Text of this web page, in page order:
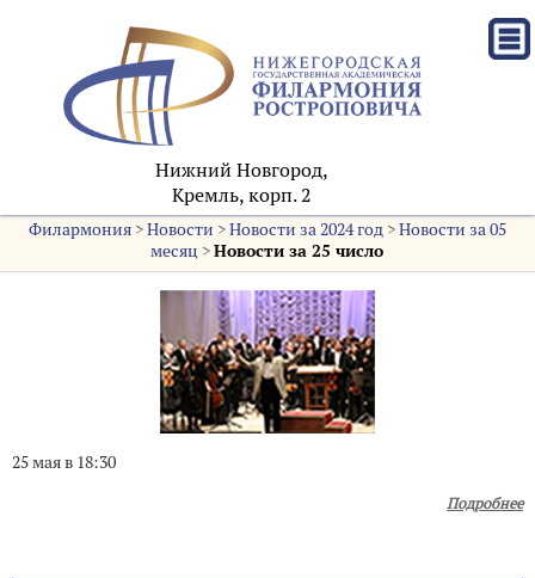
Нижний Новгород,
Кремль, корп. 2
Филармония>Новости >Новости за 2024 год>Новости за 05
месяц >Новости за 25 число
25 мая в 18:30
Подробнее